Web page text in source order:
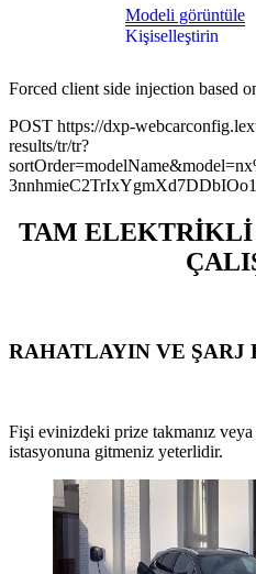
Modeli görüntüle
Kişiselleştirin
Forced client side injection based
POST https://dxp-
results/tr/tr?
TAM ELEKTRİKLİ
RAHATLAYIN VE ŞARJ
Fişi evinizdeki prize takmanız
istasyonuna gitmeniz yeterlidir.